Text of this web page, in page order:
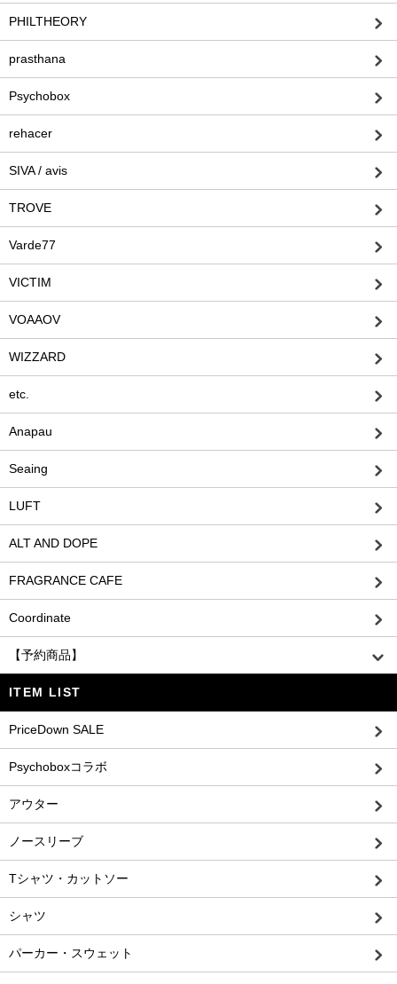
PHILTHEORY
prasthana
Psychobox
rehacer
SIVA / avis
TROVE
Varde77
VICTIM
VOAAOV
WIZZARD
etc.
Anapau
Seaing
LUFT
ALT AND DOPE
FRAGRANCE CAFE
Coordinate
【予約商品】
ITEM LIST
PriceDown SALE
Psychoboxコラボ
アウター
ノースリーブ
Tシャツ・カットソー
シャツ
パーカー・スウェット